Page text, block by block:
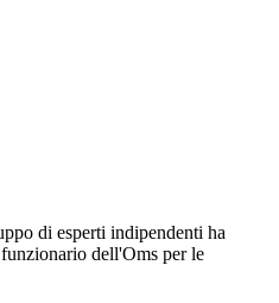
di esperti indipendenti ha
dell'Oms per le